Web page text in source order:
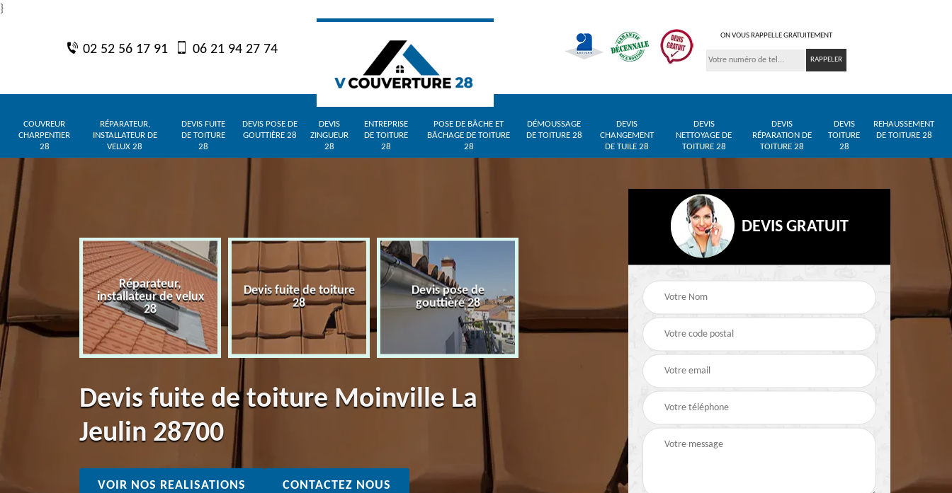
}
02 52 56 17 91 06 21 94 27 74
ON VOUS RAPPELLE GRATUITEMENT
COUVREUR
CHARPENTIER
28
RÉPARATEUR,
INSTALLATEUR DE
VELUX 28
DEVIS FUITE
DE TOITURE
28
DEVIS POSE DE
GOUTTIÈRE 28
DEVIS
ZINGUEUR
28
ENTREPRISE
DE TOITURE
28
POSE DE BÂCHE ET
BÂCHAGE DE TOITURE
28
DÉMOUSSAGE
DE TOITURE 28
DEVIS
CHANGEMENT
DE TUILE 28
DEVIS
NETTOYAGE DE
TOITURE 28
DEVIS
RÉPARATION DE
TOITURE 28
DEVIS
TOITURE
28
REHAUSSEMENT
DE TOITURE 28
Réparateur,
installateur de velux
28
Devis fuite de toiture
28
Devis pose de
gouttière 28
Entreprise de toiture
Pose de bâche et
bâchage de toiture 28
Devis fuite de toiture Moinville La
Jeulin 28700
VOIR NOS REALISATIONS CONTACTEZ NOUS
DEVIS GRATUIT